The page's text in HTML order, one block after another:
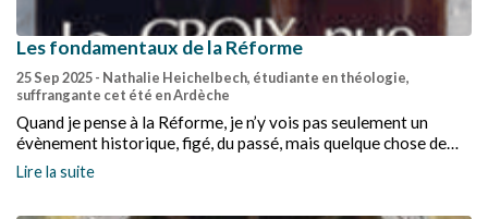
Les fondamentaux de la Réforme
25 Sep 2025- Nathalie Heichelbech, étudiante en théologie,
suffrangante cet été en Ardèche
Quand je pense à la Réforme, je n’y vois pas seulement un
évènement historique, figé, du passé, mais quelque chose de
bien vivant dans lequel je me reconnais aujourd’hui.
Lire la suite